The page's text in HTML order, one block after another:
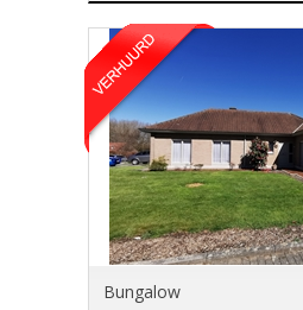
Bungalow